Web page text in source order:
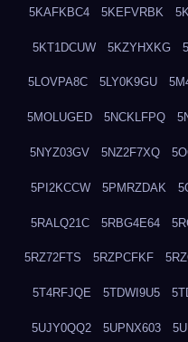
5KAFKBC4 5KEFVRBK
5KT1DCUW 5KZYHXKG
5LOVPA8C 5LY0K9GU
5MOLUGED 5NCKLFPQ
5NYZ03GV 5NZ2F7XQ
5PI2KCCW 5PMRZDAK
5RALQ21C 5RBG4E64
5RZ72FTS 5RZPCFKF
5T4RFJQE 5TDWI9U5
5UJY0QQ2 5UPNX603